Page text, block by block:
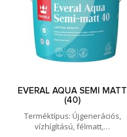
EVERAL AQUA SEMI MATT
(40)
Terméktípus: Újgenerációs,
vízhígítású, félmatt,…